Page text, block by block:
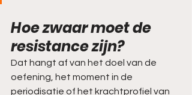
Hoe zwaar moet de
resistance zijn?
Dat hangt af van het doel van de
oefening, het moment in de
periodisatie of het krachtprofiel van